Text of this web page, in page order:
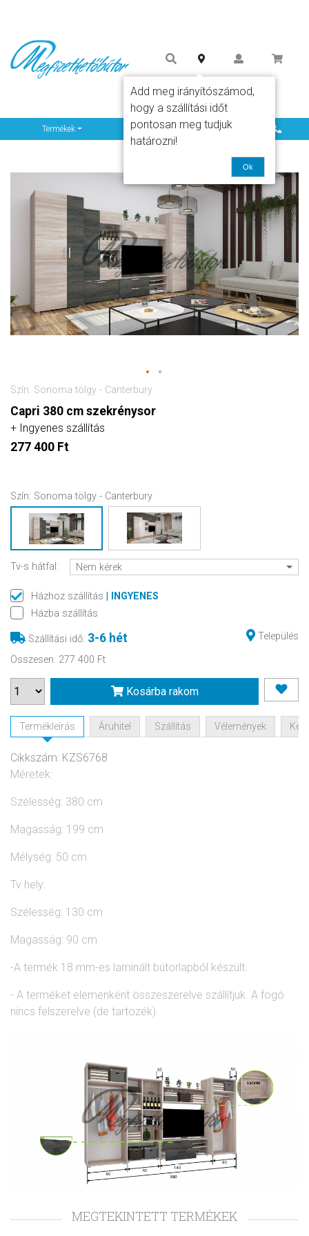
Termékek Info
Szín: Sonoma tölgy - Canterbury
Capri 380 cm szekrénysor
+ Ingyenes szállítás
277 400 Ft
Szín: Sonoma tölgy - Canterbury
Tv-s hátfal: Nem kérek
Házhoz szállítás
| INGYENES
Házba szállítás
Szállítási idő: 3-6 hét
Település
Összesen: 277 400 Ft
Kosárba rakom
Termékleírás Áruhitel Szállítás Vélemények
Cikkszám: KZS6768
Méretek:
Szélesség: 380 cm
Magasság: 199 cm
Mélység: 50 cm
Tv hely:
Szélesség: 130 cm
Magasság: 90 cm
-A termék 18 mm-es laminált bútorlapból készült.
- A terméket elemenként összeszerelve szállítjuk. A fogó
nincs felszerelve (de tartozék).
MEGTEKINTETT TERMÉKEK
Add meg irányítószámod,
hogy a szállítási időt
pontosan meg tudjuk
határozni!
Ok